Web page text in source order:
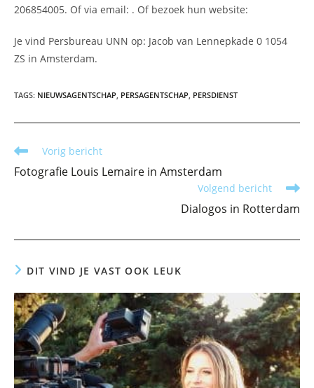
206854005. Of via email: . Of bezoek hun website:
Je vind Persbureau UNN op: Jacob van Lennepkade 0 1054
ZS in Amsterdam.
TAGS: NIEUWSAGENTSCHAP, PERSAGENTSCHAP, PERSDIENST
Lees
artikelen
Vorig bericht
Fotografie Louis Lemaire in Amsterdam
Volgend bericht
Dialogos in Rotterdam
DIT VIND JE VAST OOK LEUK